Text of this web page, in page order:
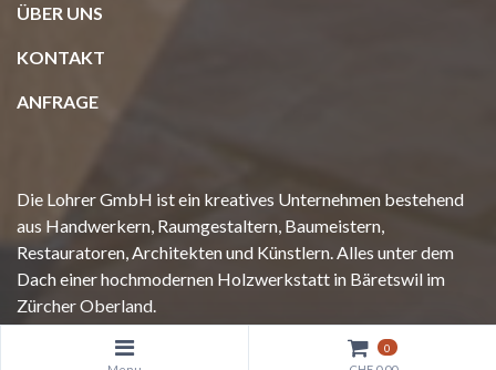
0
ÜBER UNS
KONTAKT
ANFRAGE
Die Lohrer GmbH ist ein kreatives Unternehmen bestehend
aus Handwerkern, Raumgestaltern, Baumeistern,
Restauratoren, Architekten und Künstlern. Alles unter dem
Dach einer hochmodernen Holzwerkstatt in Bäretswil im
Zürcher Oberland.